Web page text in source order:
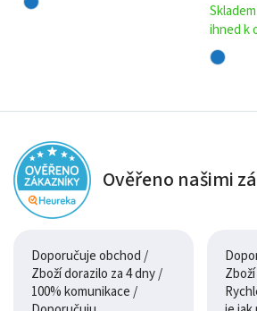
ihned k
Ověřeno našimi
Doporučuje obchod /
Zboží dorazilo za 4 dny /
100% komunikace /
Rychlé